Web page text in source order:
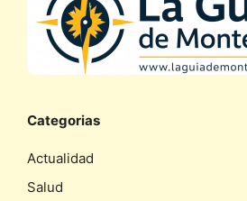
Categorias
Actualidad
Salud